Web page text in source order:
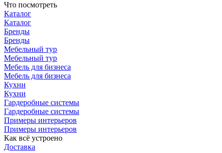
Что посмотреть
Каталог
Каталог
Бренды
Бренды
Мебельный тур
Мебельный тур
Мебель для бизнеса
Мебель для бизнеса
Кухни
Кухни
Гардеробные системы
Гардеробные системы
Примеры интерьеров
Примеры интерьеров
Как всё устроено
Доставка